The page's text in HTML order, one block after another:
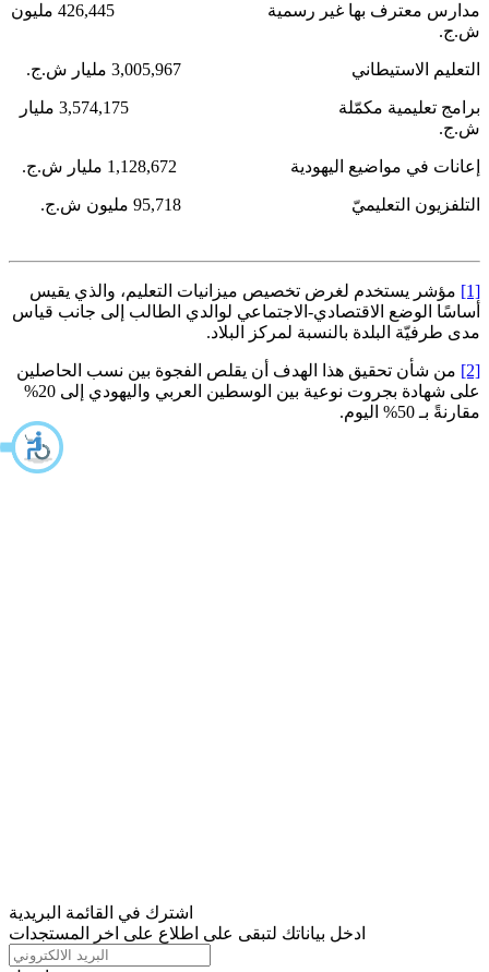
مدارس معترف بها غير رسمية 426,445 مليون
ش.ج.
التعليم الاستيطاني 3,005,967 مليار ش.ج.
برامج تعليمية مكمّلة 3,574,175 مليار
ش.ج.
إعانات في مواضيع اليهودية 1,128,672 مليار ش.ج.
التلفزيون التعليميّ 95,718 مليون ش.ج.
[1] مؤشر يستخدم لغرض تخصيص ميزانيات التعليم، والذي يقيس
أساسًا الوضع الاقتصادي-الاجتماعي لوالدي الطالب إلى جانب قياس
مدى طرفيّة البلدة بالنسبة لمركز البلاد.
[2] من شأن تحقيق هذا الهدف أن يقلص الفجوة بين نسب الحاصلين
على شهادة بجروت نوعية بين الوسطين العربي واليهودي إلى 20%
مقارنةً بـ 50% اليوم.
اشترك في القائمة البريدية
ادخل بياناتك لتبقى على اطلاع على اخر المستجدات